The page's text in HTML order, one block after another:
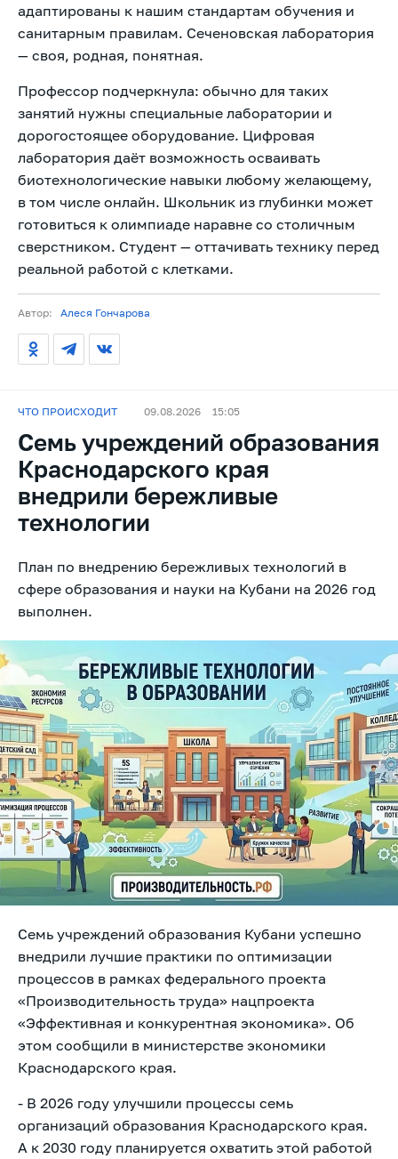
адаптированы к нашим стандартам обучения и
санитарным правилам. Сеченовская лаборатория
— своя, родная, понятная.
Профессор подчеркнула: обычно для таких
занятий нужны специальные лаборатории и
дорогостоящее оборудование. Цифровая
лаборатория даёт возможность осваивать
биотехнологические навыки любому желающему,
в том числе онлайн. Школьник из глубинки может
готовиться к олимпиаде наравне со столичным
сверстником. Студент — оттачивать технику перед
реальной работой с клетками.
Автор: Алеся Гончарова
ЧТО ПРОИСХОДИТ 09.08.2026 15:05
Семь учреждений образования
Краснодарского края
внедрили бережливые
технологии
План по внедрению бережливых технологий в
сфере образования и науки на Кубани на 2026 год
выполнен.
Семь учреждений образования Кубани успешно
внедрили лучшие практики по оптимизации
процессов в рамках федерального проекта
«Производительность труда» нацпроекта
«Эффективная и конкурентная экономика». Об
этом сообщили в министерстве экономики
Краснодарского края.
- В 2026 году улучшили процессы семь
организаций образования Краснодарского края.
А к 2030 году планируется охватить этой работой